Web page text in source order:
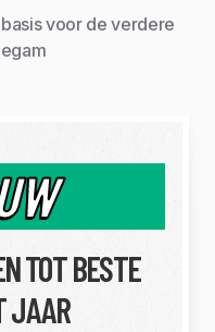
TOT BESTE
JAAR
voor de verdere